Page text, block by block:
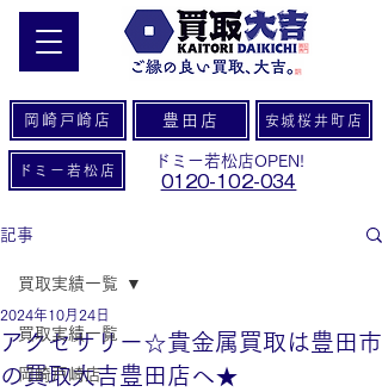
岡崎戸崎店 豊田店 安城桜井町店
ドミー若松店
ドミー若松店OPEN!
0120-102-034
記事
買取実績一覧
岡崎戸崎店
買取実績一覧
アクセサリー☆貴金属買取は豊田市
の買取大吉豊田店へ★
2024年10月24日